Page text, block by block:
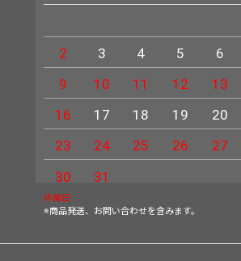
2
3 4 5 6
9
10 11 12 13
16
17 18 19 20
23
24 25 26 27
30
31
休業日
※商品発送、お問い合わせを含みます。